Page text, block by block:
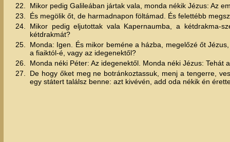
22.
Mikor pedig Galileában jártak vala, monda nékik Jézus: Az
23.
És megölik őt, de harmadnapon föltámad. És felettébb
24.
Mikor pedig eljutottak vala Kapernaumba, a kétdrakma-
kétdrakmát?
25.
Monda: Igen. És mikor beméne a házba, megelőzé őt
a fiaiktól-é, vagy az idegenektől?
26.
Monda néki Péter: Az idegenektől. Monda néki Jézus: Tehát
27.
De hogy őket meg ne botránkoztassuk, menj a tengerre,
egy státert találsz benne: azt kivévén, add oda nékik én